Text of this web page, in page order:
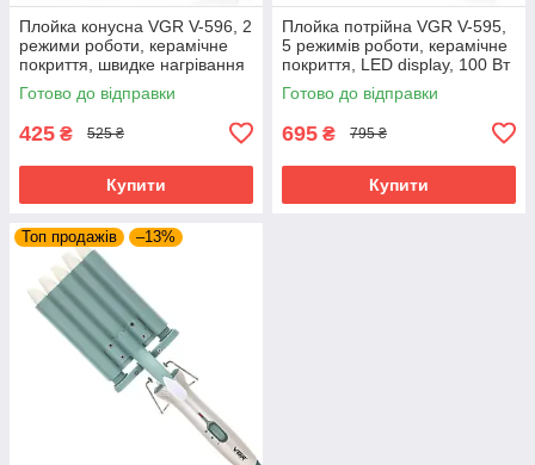
Плойка конусна VGR V-596, 2
режими роботи, керамічне
покриття, швидке нагрівання
Готово до відправки
425 ₴ 525 ₴
Купити
Плойка потрійна VGR V-595,
5 режимів роботи, керамічне
покриття, LED display, 100 Вт
Готово до відправки
695 ₴ 795 ₴
Купити
Топ продажів –13%